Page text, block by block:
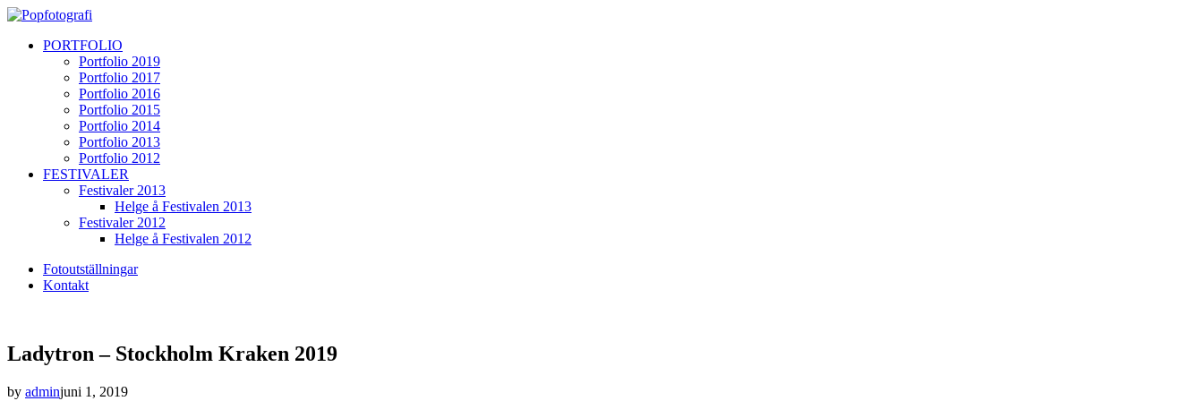
PORTFOLIO
Portfolio 2019
Portfolio 2017
Portfolio 2016
Portfolio 2015
Portfolio 2014
Portfolio 2013
Portfolio 2012
FESTIVALER
Festivaler 2013
Helge å Festivalen 2013
Festivaler 2012
Helge å Festivalen 2012
Fotoutställningar
Kontakt
Ladytron – Stockholm Kraken 2019
by adminjuni 1, 2019